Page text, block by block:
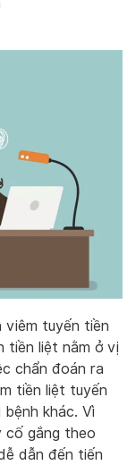
viêm tuyến tiền
tiền liệt nằm ở vị
chẩn đoán ra
tiền liệt tuyến
khác. Vì
cố gắng theo
dẫn đến tiến